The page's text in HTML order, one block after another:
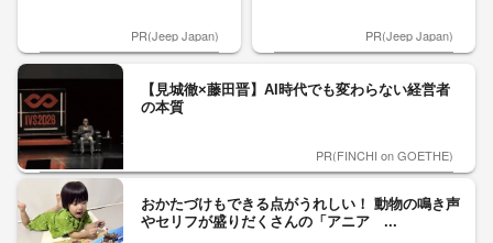
PR(Jeep Japan) PR(Jeep Japan)
【見城徹×藤田晋】AI時代でも変わらない経営者
の本質
PR(FINCHI on GOETHE)
おかたづけもできる点がうれしい！ 動物の鳴き声
やセリフが盛りだくさんの「アニア ...